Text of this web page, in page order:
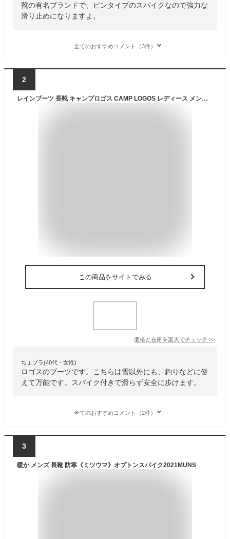
靴の有名ブランドで、ピンタイプのスパイクなので強力な
滑り止めになりますよ。
全てのおすすめコメント（3件）
2
レインブーツ 長靴 キャンプロゴス CAMP LOGOS レディース メンズ ロング コンパクト キャンプ アウトドア レジャー 釣り フィッシング 持ち運び 釣り 雨 雪 スパイク 男女兼用 カーキ サンド ブラック 黒 SS S M L LL XL スパイクレインブーツ
この商品をサイトでみる
価格と在庫を楽天でチェック >>
ちょプラ(40代・女性)
ロゴスのブーツです。こちらは雪以外にも、釣りなどに使
えて万能です。スパイク付きで滑らず安全に歩けます。
全てのおすすめコメント（2件）
3
暖か メンズ 長靴 防寒《ミツウマ》オプトンスパイク2021MUNS